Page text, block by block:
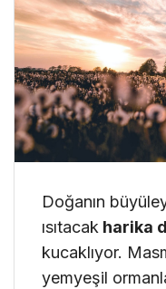
Doğanın
ısıtacak harika
kucaklıyor.
yemyeşil